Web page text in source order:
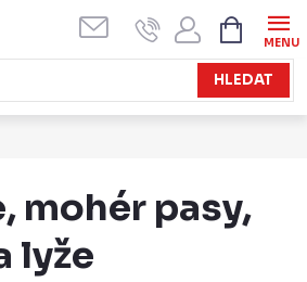
HLEDAT
KOŠÍK
mohér pasy,
lyže